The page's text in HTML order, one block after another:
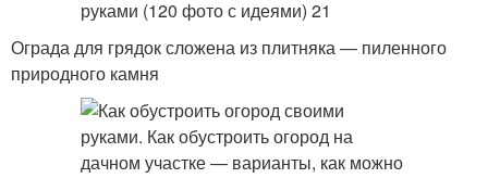
Ограда для грядок сложена из плитняка — пиленного
природного камня